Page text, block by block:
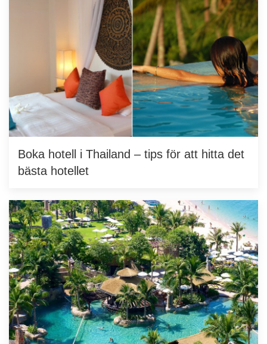
Boka hotell i Thailand – tips för att hitta det
bästa hotellet